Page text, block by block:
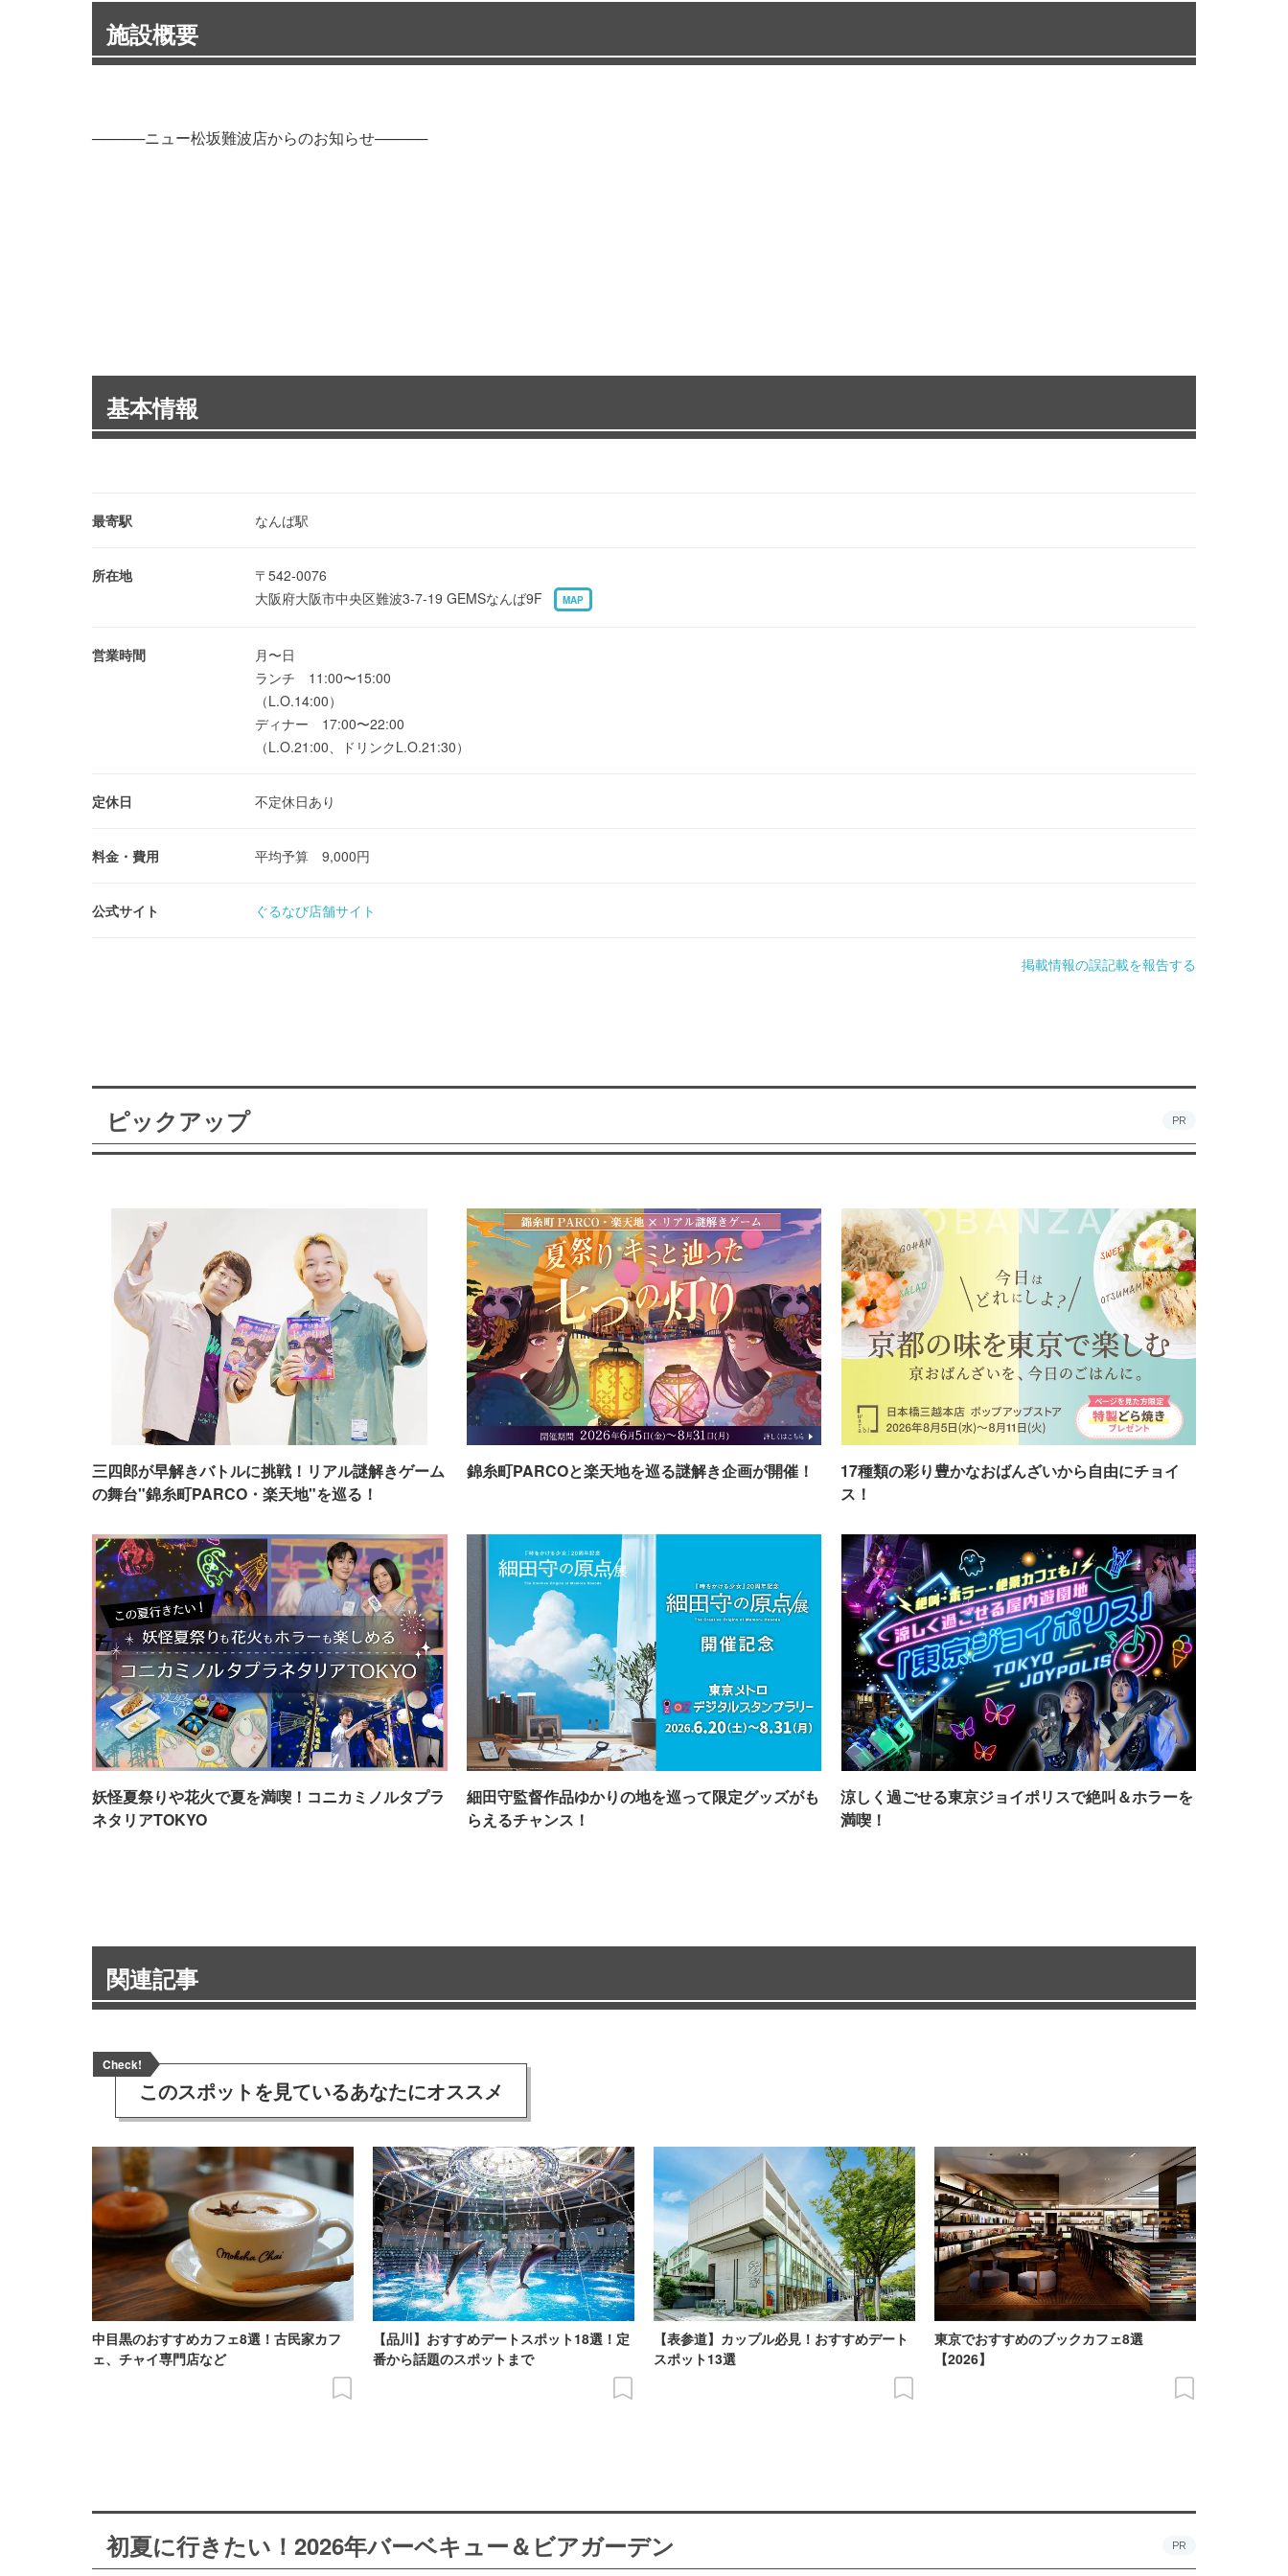
施設概要
─────ニュー松坂難波店からのお知らせ─────
基本情報
最寄駅 なんば駅
所在地
〒542-0076
大阪府大阪市中央区難波3-7-19 GEMSなんば9F
MAP
営業時間
月〜日
ランチ 11:00〜15:00
（L.O.14:00）
ディナー 17:00〜22:00
（L.O.21:00、ドリンクL.O.21:30）
定休日 不定休日あり
料金・費用 平均予算 9,000円
公式サイト ぐるなび店舗サイト
掲載情報の誤記載を報告する
ピックアップ PR
三四郎が早解きバトルに挑戦！リアル謎解きゲーム
の舞台"錦糸町PARCO・楽天地"を巡る！
錦糸町PARCOと楽天地を巡る謎解き企画が開催！
17種類の彩り豊かなおばんざいから自由にチョイ
ス！
妖怪夏祭りや花火で夏を満喫！コニカミノルタプラ
ネタリアTOKYO
細田守監督作品ゆかりの地を巡って限定グッズがも
らえるチャンス！
涼しく過ごせる東京ジョイポリスで絶叫＆ホラーを
満喫！
関連記事
Check!
このスポットを見ているあなたにオススメ
中目黒のおすすめカフェ8選！古民家カフ
ェ、チャイ専門店など
【品川】おすすめデートスポット18選！定
番から話題のスポットまで
【表参道】カップル必見！おすすめデート
スポット13選
東京でおすすめのブックカフェ8選
【2026】
初夏に行きたい！2026年バーベキュー＆ビアガーデン PR